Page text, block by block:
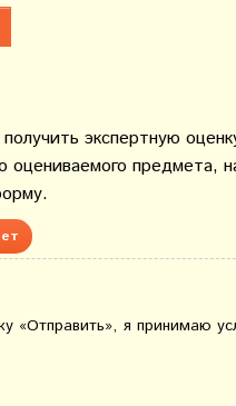
экспертную
предмета,
«Отправить», я принимаю